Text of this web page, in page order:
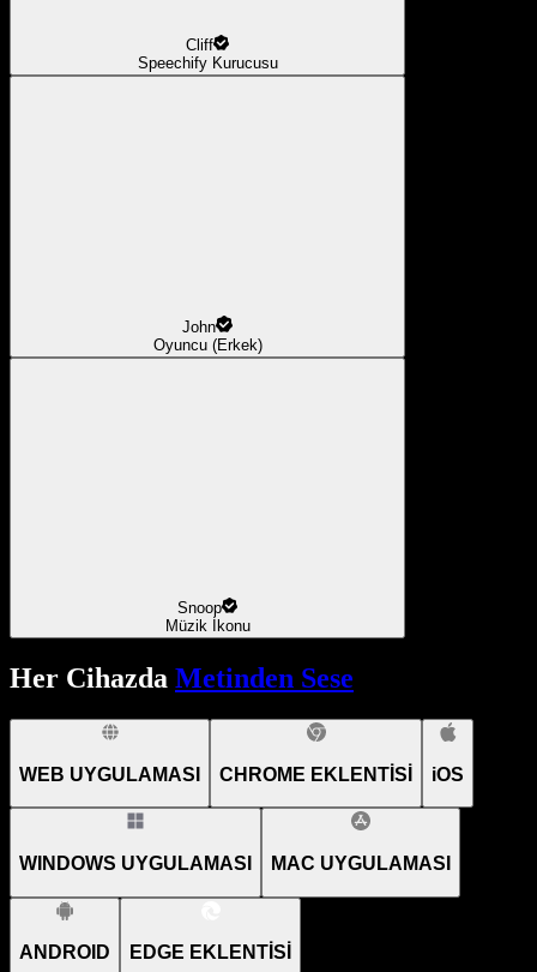
Cliff
Speechify Kurucusu
John
Oyuncu (Erkek)
Snoop
Müzik İkonu
Her Cihazda Metinden Sese
WEB UYGULAMASI CHROME EKLENTİSİ iOS
WINDOWS UYGULAMASI MAC UYGULAMASI
ANDROID EDGE EKLENTİSİ